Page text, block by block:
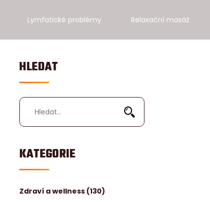
Lymfatické problémy Relaxační masáž
HLEDAT
KATEGORIE
Zdraví a wellness (130)